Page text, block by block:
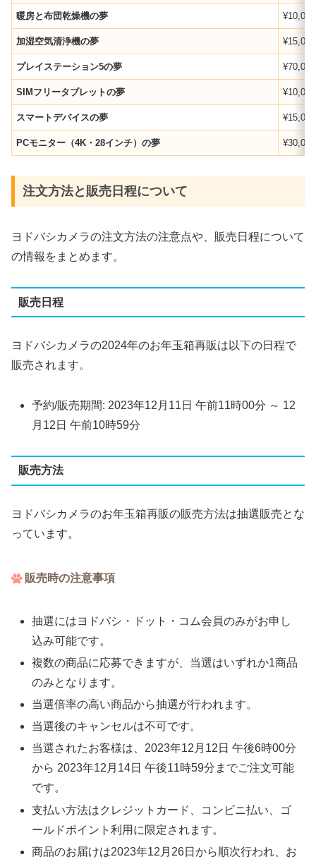
暖房と布団乾燥機の夢 ¥10,000
加湿空気清浄機の夢 ¥15,000
プレイステーション5の夢 ¥70,000
SIMフリータブレットの夢 ¥10,000
スマートデバイスの夢 ¥15,000
PCモニター（4K・28インチ）の夢 ¥30,000
注文方法と販売日程について
ヨドバシカメラの注文方法の注意点や、販売日程について
の情報をまとめます。
販売日程
ヨドバシカメラの2024年のお年玉箱再販は以下の日程で
販売されます。
予約/販売期間: 2023年12月11日 午前11時00分 ～ 12
月12日 午前10時59分
販売方法
ヨドバシカメラのお年玉箱再販の販売方法は抽選販売とな
っています。
販売時の注意事項
抽選にはヨドバシ・ドット・コム会員のみがお申し
込み可能です。
複数の商品に応募できますが、当選はいずれか1商品
のみとなります。
当選倍率の高い商品から抽選が行われます。
当選後のキャンセルは不可です。
当選されたお客様は、2023年12月12日 午後6時00分
から 2023年12月14日 午後11時59分までご注文可能
です。
支払い方法はクレジットカード、コンビニ払い、ゴ
ールドポイント利用に限定されます。
商品のお届けは2023年12月26日から順次行われ、お